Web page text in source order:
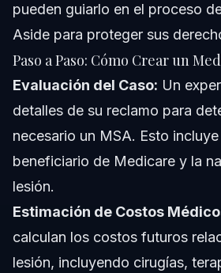
pueden guiarlo en el proceso
Aside para proteger sus
Paso a Paso: Cómo Crear un
Evaluación del Caso: Un
detalles de su reclamo para
necesario un MSA. Esto
beneficiario de Medicare y la
lesión.
Estimación de Costos
calculan los costos futuros
lesión, incluyendo cirugías,